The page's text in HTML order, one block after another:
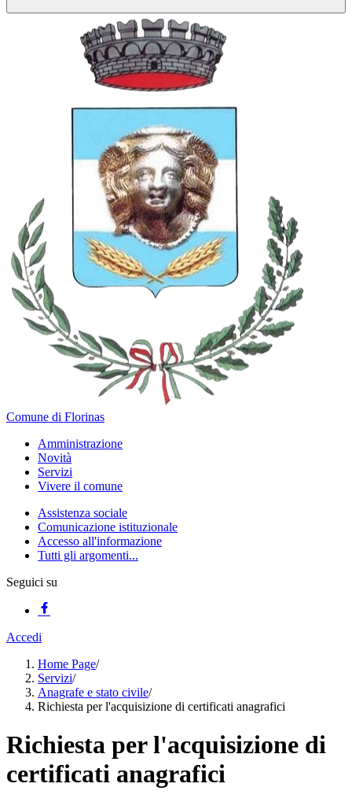
Comune di Florinas
Amministrazione
Novità
Servizi
Vivere il comune
Assistenza sociale
Comunicazione istituzionale
Accesso all'informazione
Tutti gli argomenti...
Seguici su
Accedi
Home Page/
Servizi/
Anagrafe e stato civile/
Richiesta per l'acquisizione di certificati anagrafici
Richiesta per l'acquisizione di
certificati anagrafici